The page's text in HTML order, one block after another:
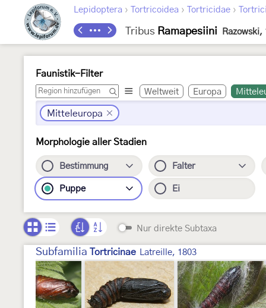
Lepidoptera › Tortricoidea › Tortricidae ›
Tribus Ramapesiini Razowski,
Faunistik-Filter
Weltweit Europa
Mitteleuropa
Morphologie aller Stadien
Bestimmung Falter
Puppe Ei
Nur direkte Subtaxa
Subfamilia Tortricinae Latreille, 1803